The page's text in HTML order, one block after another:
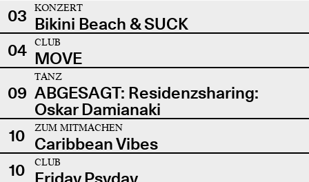
03
KONZERT
Bikini Beach & SUCK
04
CLUB
MOVE
09
TANZ
ABGESAGT: Residenzsharing:
Oskar Damianaki
10
ZUM MITMACHEN
Caribbean Vibes
10
CLUB